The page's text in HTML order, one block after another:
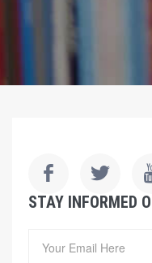
STAY INFORMED